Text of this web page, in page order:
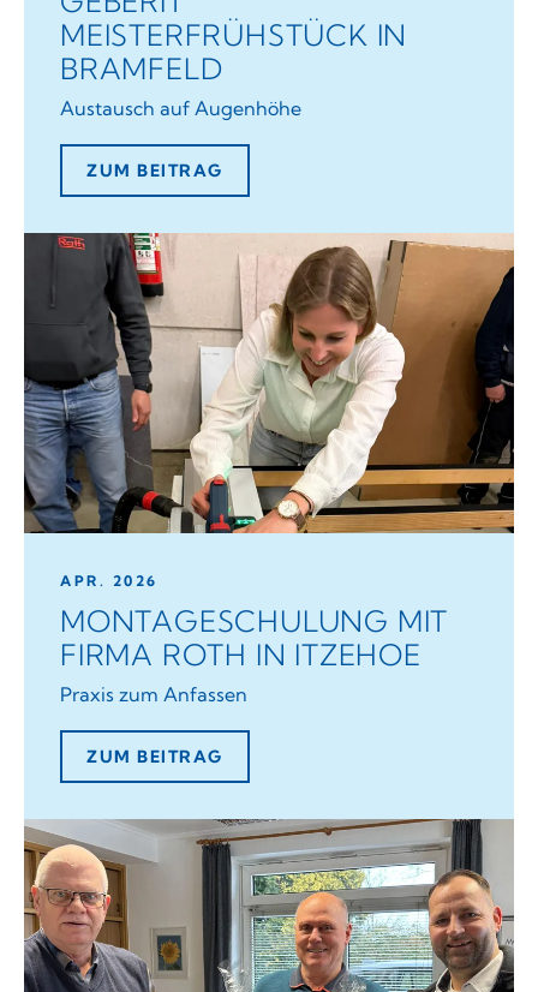
MEISTERFRÜHSTÜCK IN
BRAMFELD
Austausch auf Augenhöhe
ZUM BEITRAG
APR. 2026
MONTAGESCHULUNG MIT
FIRMA ROTH IN ITZEHOE
Praxis zum Anfassen
ZUM BEITRAG